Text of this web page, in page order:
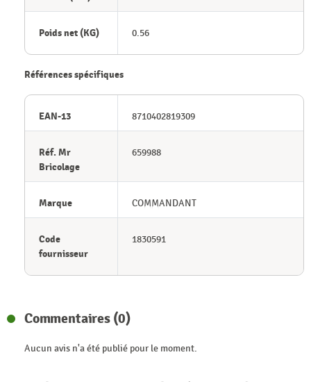
Poids net (KG) 0.56
Références spécifiques
EAN-13 8710402819309
Réf. Mr
Bricolage
659988
Marque COMMANDANT
Code
fournisseur
1830591
Commentaires (0)
Aucun avis n'a été publié pour le moment.